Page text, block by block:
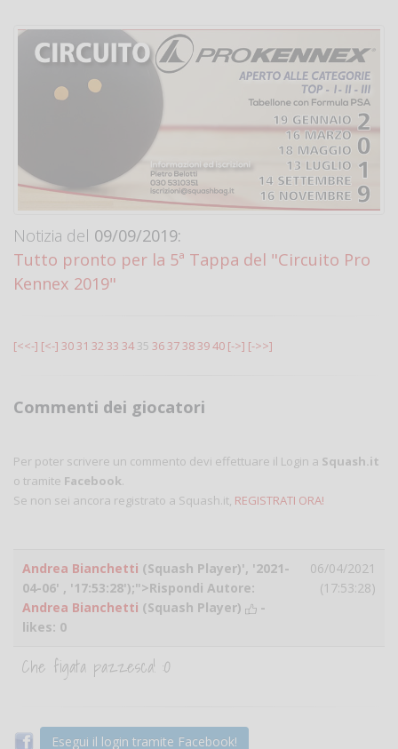
Notizia del 09/09/2019:
Tutto pronto per la 5ª Tappa del "Circuito Pro
Kennex 2019"
[<<-] [<-] 3031 32 33 34 35 3637383940 [->] [->>]
Commenti dei giocatori
Per poter scrivere un commento devi effettuare il Login a Squash.it
o tramite Facebook.
Se non sei ancora registrato a Squash.it, REGISTRATI ORA!
Andrea Bianchetti (Squash Player)', '2021-
04-06' , '17:53:28');">Rispondi Autore:
Andrea Bianchetti (Squash Player)
-
likes: 0
06/04/2021
(17:53:28)
Che figata pazzesca! :O
Esegui il login tramite Facebook!